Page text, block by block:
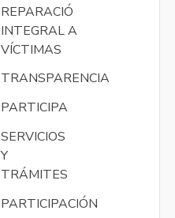
REPARACIÓN
INTEGRAL A
VÍCTIMAS
TRANSPARENCIA
PARTICIPA
SERVICIOS
Y
TRÁMITES
PARTICIPACIÓN